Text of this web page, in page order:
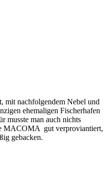
mit nachfolgendem Nebel und
ehemaligen Fischerhafen
musste man auch nichts
MACOMA gut verproviantiert,
gebacken.